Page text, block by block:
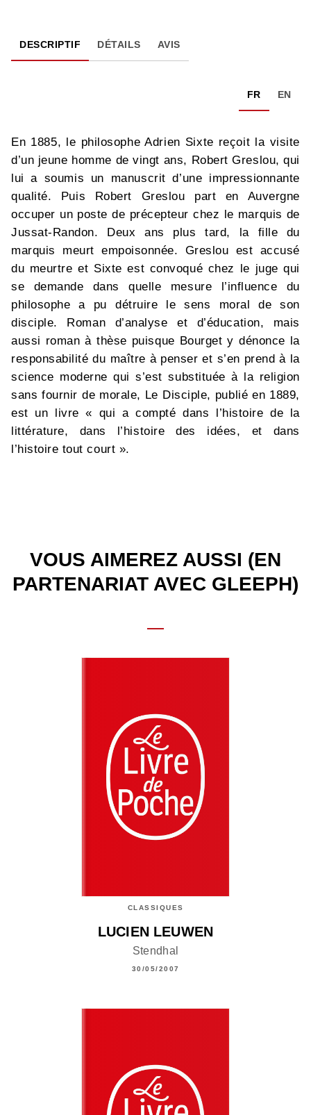
DESCRIPTIF DÉTAILS AVIS
FR EN
En 1885, le philosophe Adrien Sixte reçoit la visite
d’un jeune homme de vingt ans, Robert Greslou, qui
lui a soumis un manuscrit d’une impressionnante
qualité. Puis Robert Greslou part en Auvergne
occuper un poste de précepteur chez le marquis de
Jussat-Randon. Deux ans plus tard, la fille du
marquis meurt empoisonnée. Greslou est accusé
du meurtre et Sixte est convoqué chez le juge qui
se demande dans quelle mesure l’influence du
philosophe a pu détruire le sens moral de son
disciple. Roman d’analyse et d’éducation, mais
aussi roman à thèse puisque Bourget y dénonce la
responsabilité du maître à penser et s’en prend à la
science moderne qui s’est substituée à la religion
sans fournir de morale, Le Disciple, publié en 1889,
est un livre « qui a compté dans l’histoire de la
littérature, dans l’histoire des idées, et dans
l’histoire tout court ».
VOUS AIMEREZ AUSSI (EN
PARTENARIAT AVEC GLEEPH)
CLASSIQUES
LUCIEN LEUWEN
Stendhal
30/05/2007